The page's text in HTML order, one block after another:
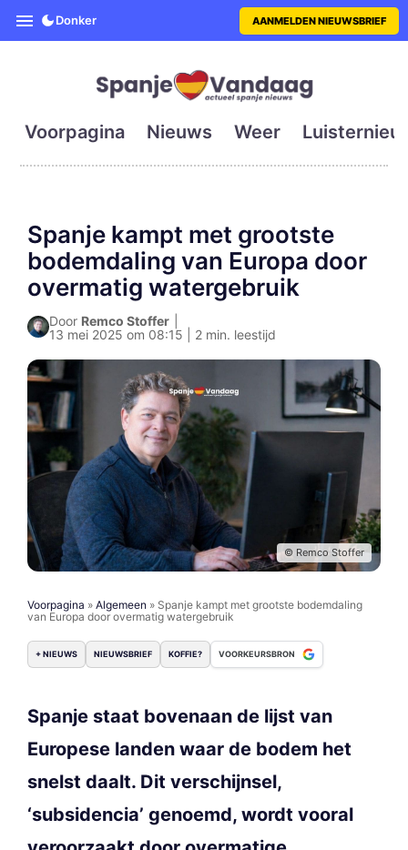
SpanjeVandaag is de eerste
Donker AANMELDEN NIEUWSBRIEF
Voorpagina Nieuws Weer
Spanje kampt met grootste
bodemdaling van Europa door
overmatig watergebruik
Door Remco Stoffer
13 mei 2025 om 08:15 | 2 min. leestijd
© Remco Stoffer
Voorpagina » Algemeen » Spanje kampt met grootste bodemdaling
van Europa door overmatig watergebruik
+ NIEUWS NIEUWSBRIEF KOFFIE? VOORKEURSBRON
Spanje staat bovenaan de lijst van
Europese landen waar de bodem het
snelst daalt. Dit verschijnsel,
‘subsidencia’ genoemd, wordt vooral